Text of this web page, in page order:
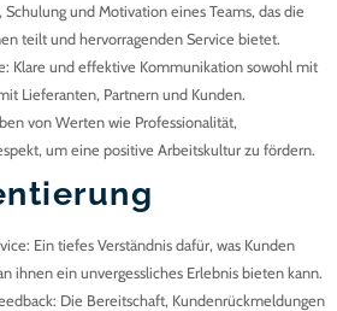
Schulung und Motivation eines Teams, das die
teilt und hervorragenden Service bietet.
: Klare und effektive Kommunikation sowohl mit
Lieferanten, Partnern und Kunden.
von Werten wie Professionalität,
um eine positive Arbeitskultur zu fördern.
: Ein tiefes Verständnis dafür, was Kunden
ihnen ein unvergessliches Erlebnis bieten kann.
: Die Bereitschaft, Kundenrückmeldungen